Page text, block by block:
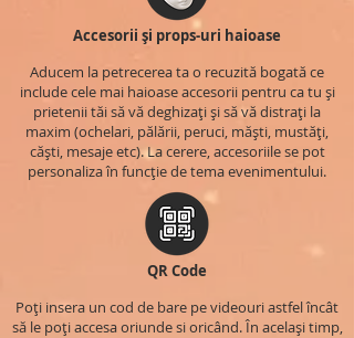
Accesorii și props-uri haioase
Aducem la petrecerea ta o recuzită bogată ce
include cele mai haioase accesorii pentru ca tu și
prietenii tăi să vă deghizați și să vă distrați la
maxim (ochelari, pălării, peruci, măști, mustăți,
căști, mesaje etc). La cerere, accesoriile se pot
personaliza în funcție de tema evenimentului.
QR Code
Poți insera un cod de bare pe videouri astfel încât
să le poți accesa oriunde si oricând. În același timp,